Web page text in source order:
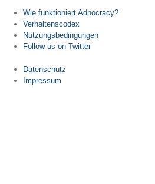
Wie funktioniert Adhocracy?
Verhaltenscodex
Nutzungsbedingungen
Follow us on Twitter
Datenschutz
Impressum